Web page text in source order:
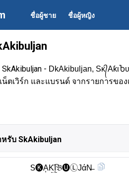
ชื่อผู้ชาย ชื่อผู้หญิง
- DkAkibuljan,
ตเวิร์ก และแบรนด์ จากรายการขอ
รับ SkAkibuljan
𝖲🅚︎A͎K͜͡I͎𝔅🅤︎Ⓛ︎JάN̶